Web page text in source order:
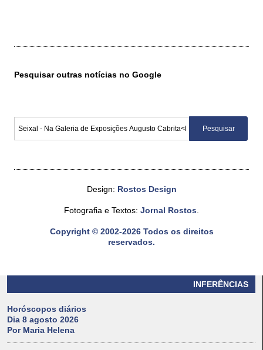
INFERÊNCIAS
Horóscopos diários
Dia 8 agosto 2026
Por Maria Helena
Pesquisar outras notícias no Google
Design: Rostos Design
Fotografia e Textos: Jornal Rostos.
Copyright © 2002-2026 Todos os direitos
reservados.